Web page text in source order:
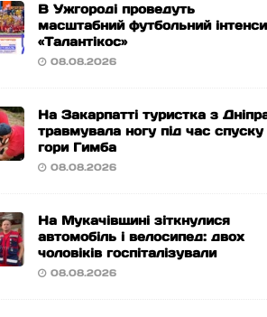
В Ужгороді проведуть
масштабний футбольний
«Талантікос»
08.08.2026
На Закарпатті туристка з
травмувала ногу під час спуску
гори Гимба
08.08.2026
На Мукачівщині зіткнулися
автомобіль і велосипед: двох
чоловіків госпіталізували
08.08.2026